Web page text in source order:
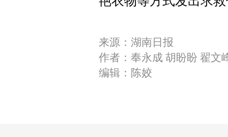
来源：湖南日报
作者：奉永成 胡盼盼 翟文
编辑：陈姣